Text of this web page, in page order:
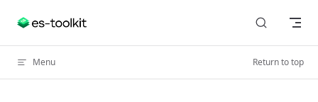
Skip to content
Menu Return to top